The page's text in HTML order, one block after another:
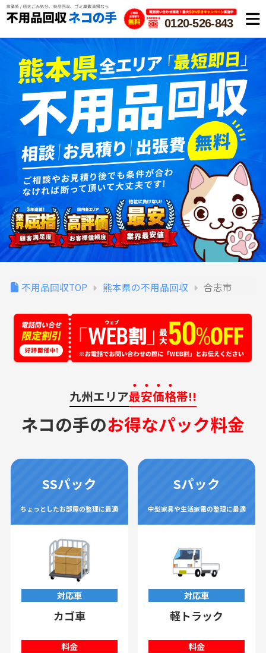
0120-526-843
不用品回収TOP 熊本県の不用品回収 合志市
九州エリア最安価格帯!!
ネコの手のお得なパック料金
SSパック
ちょっとしたお部屋の整理に最適
対応車
カゴ車
料金
Sパック
中型家具や生活家電の整理に最適
対応車
軽トラック
料金